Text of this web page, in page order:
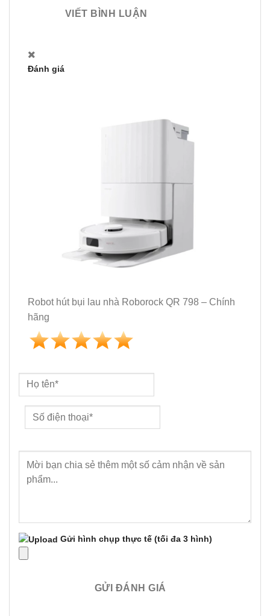
VIẾT BÌNH LUẬN
Đánh giá
Robot hút bụi lau nhà Roborock QR 798 – Chính
hãng
Gửi hình chụp thực tế (tối đa 3 hình)
GỬI ĐÁNH GIÁ